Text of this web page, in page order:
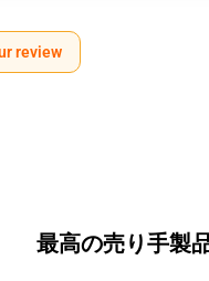
review
最高の売り手製